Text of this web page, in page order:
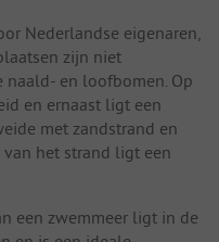
Nederlandse eigenaren,
zijn niet
en loofbomen. Op
en ernaast ligt een
met zandstrand en
het strand ligt een
een zwemmeer ligt in de